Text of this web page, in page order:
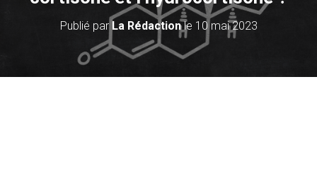
Publié par La Rédactionle 10 mai 2023